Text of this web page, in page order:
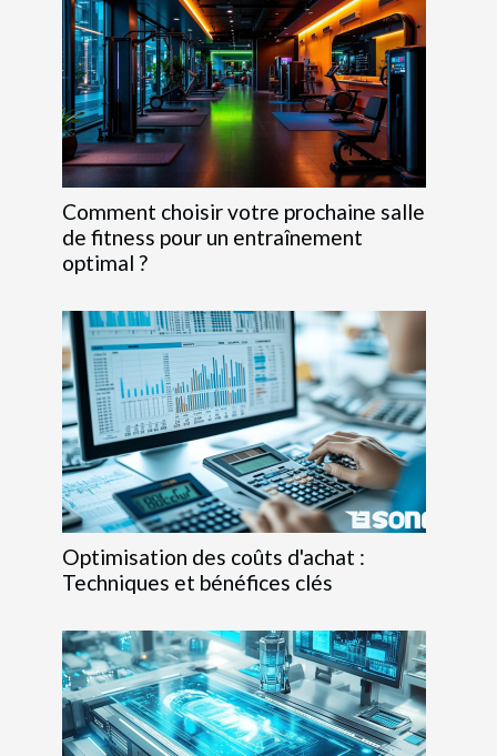
Comment choisir votre prochaine salle
de fitness pour un entraînement
optimal ?
Optimisation des coûts d'achat :
Techniques et bénéfices clés